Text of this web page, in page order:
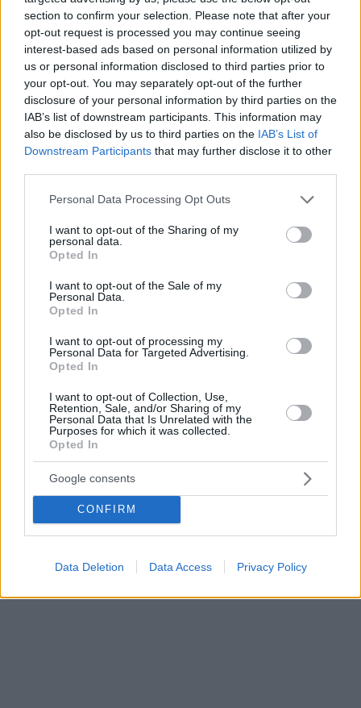
section to confirm your selection. Please note that after your
opt-out request is processed you may continue seeing
interest-based ads based on personal information utilized by
us or personal information disclosed to third parties prior to
your opt-out. You may separately opt-out of the further
disclosure of your personal information by third parties on the
IAB’s list of downstream participants. This information may
also be disclosed by us to third parties on the IAB’s List of
Downstream Participants that may further disclose it to other
Please note that this website/app uses one or more Google
not limited to your visit or usage behaviour. You may click to
grant or deny consent to Google and its third-party tags to
use your data for below specified purposes in below Google
consent section.
Personal Data Processing Opt Outs
I want to opt-out of the Sharing of my
personal data.
Opted In
I want to opt-out of the Sale of my
Personal Data.
Opted In
I want to opt-out of processing my
Personal Data for Targeted Advertising.
Opted In
I want to opt-out of Collection, Use,
Retention, Sale, and/or Sharing of my
Personal Data that Is Unrelated with the
Purposes for which it was collected.
Opted In
Google consents
CONFIRM
Data Deletion Data Access Privacy Policy
Τεράστιο πρόβλημα στη μεσαία
γραμμή, αποδοκιμασίες, πίεση και
εναλλακτικές
06.08.2026, 09:27
διαμονής για
πολίτες
τρίτων
χωρών που
επενδύουν
σε ελληνικές
νεοφυείς
επιχειρήσεις
(startups)